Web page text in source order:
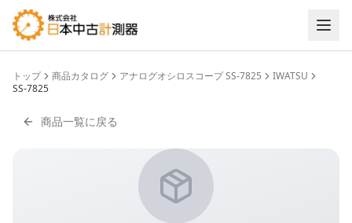
トップ 商品カタログ アナログオシロスコープ SS-7825
IWATSU
SS-7825
商品一覧に戻る